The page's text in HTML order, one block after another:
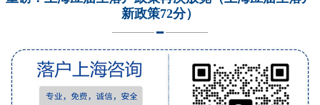
新政策72分）